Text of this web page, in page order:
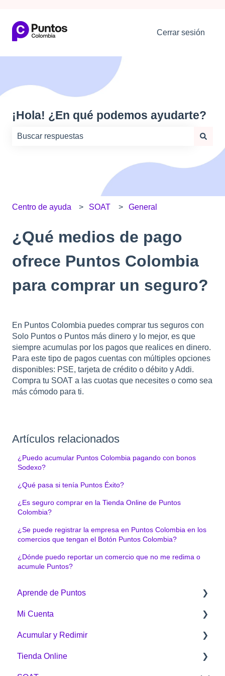
Cerrar sesión
¡Hola! ¿En qué podemos ayudarte?
No hay sugerencias porque el campo de búsqueda
Centro de ayuda SOAT General
¿Qué medios de pago
ofrece Puntos Colombia
para comprar un seguro?
En Puntos Colombia puedes comprar tus seguros con
Solo Puntos o Puntos más dinero y lo mejor, es que
siempre acumulas por los pagos que realices en dinero.
Para este tipo de pagos cuentas con múltiples opciones
disponibles: PSE, tarjeta de crédito o débito y Addi.
Compra tu SOAT a las cuotas que necesites o como sea
más cómodo para ti.
Artículos relacionados
¿Puedo acumular Puntos Colombia pagando con bonos
Sodexo?
¿Qué pasa si tenía Puntos Éxito?
¿Es seguro comprar en la Tienda Online de Puntos
Colombia?
¿Se puede registrar la empresa en Puntos Colombia en los
comercios que tengan el Botón Puntos Colombia?
¿Dónde puedo reportar un comercio que no me redima o
acumule Puntos?
Aprende de Puntos
¿Qué es Puntos Colombia?
¿Cómo funciona Puntos Colombia?
¿Cómo acumulo Puntos Colombia?
Mi Cuenta
Generalidades
Acumular y Redimir
¿Cómo acumular?
Tienda Online